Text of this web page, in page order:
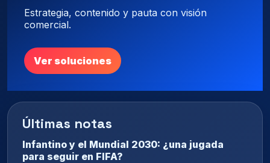
Estrategia, contenido y pauta con visión
comercial.
Ver soluciones
Últimas notas
Infantino y el Mundial 2030: ¿una jugada
para seguir en FIFA?